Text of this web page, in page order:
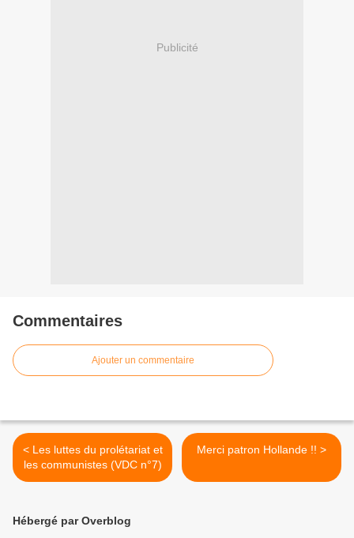
Publicité
Commentaires
Ajouter un commentaire
< Les luttes du prolétariat et
les communistes (VDC n°7)
Merci patron Hollande !! >
Hébergé par Overblog